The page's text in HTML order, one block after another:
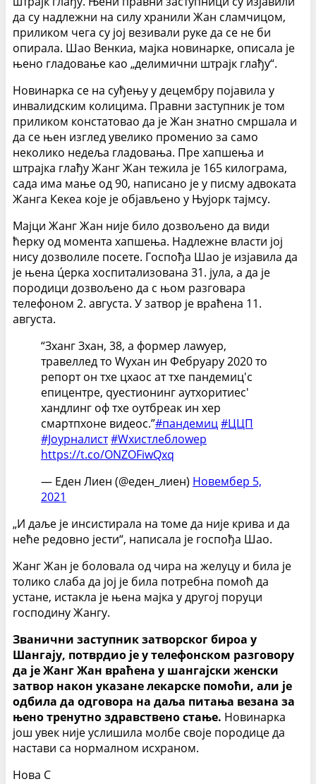
да су надлежни на силу хранили Жан сламчицом,
приликом чега су јој везивали руке да се не би
опирала. Шао Венкиа, мајка новинарке, описала је
њено гладовање као „делимични штрајк глађу“.
Новинарка се на суђењу у децембру појавила у
инвалидским колицима. Правни заступник је том
приликом констатовао да је Жан знатно смршала и
да се њен изглед увелико променио за само
неколико недеља гладовања. Пре хапшења и
штрајка глађу Жанг Жан тежила је 165 килограма,
сада има мање од 90, написано је у писму адвоката
Жанга Кекеа које је објављено у Њујорк тајмсу.
Мајци Жанг Жан није било дозвољено да види
ћерку од момента хапшења. Надлежне власти јој
нису дозволиле посете. Госпођа Шао је изјавила да
је њена ц́ерка хоспитализована 31. јула, а да је
породици дозвољено да с њом разговара
телефоном 2. августа. У затвор је враћена 11.
августа.
“Зханг Зхан, 38, а формер лаwyер,
травеллед то Wухан ин Фебруарy 2020 то
репорт он тхе цхаос ат тхе пандемиц'с
епицентре, qуестионинг аутхоритиес'
хандлинг оф тхе оутбреак ин хер
смартпхоне видеос.”#пандемиц#ЦЦП
#Јоурналист#Wхистлеблоwер
https://t.co/ONZOFiwQxq
— Еден Лиен (@еден_лиен) Новембер 5,
2021
„И даље је инсистирала на томе да није крива и да
неће редовно јести“, написала је госпођа Шао.
Жанг Жан је боловала од чира на желуцу и била је
толико слаба да јој је била потребна помоћ да
устане, истакла је њена мајка у другој поруци
господину Жангу.
Званични заступник затворског бироа у
Шангају, потврдио је у телефонском разговору
да је Жанг Жан враћена у шангајски женски
затвор након указане лекарске помоћи, али је
одбила да одговора на даља питања везана за
њено тренутно здравствено стање. Новинарка
још увек није услишила молбе своје породице да
настави са нормалном исхраном.
Нова С